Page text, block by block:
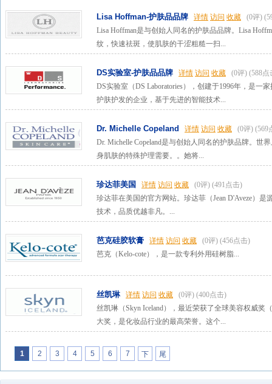
Lisa Hoffman-护肤品品牌 详情 访问 收藏 (0评)
Lisa Hoffman是与创始人同名的护肤品品牌。Lisa
纹，快速祛斑，使肌肤的干涩粗糙一扫...
DS实验室-护肤品品牌 详情 访问 收藏 (0评) (588点
DS实验室（DS Laboratories），创建于1996年，是一
护肤护发的企业，基于先进的智能技术...
Dr. Michelle Copeland 详情 访问 收藏 (0评) (569
Dr. Michelle Copeland是与创始人同名的护肤品牌。世
身肌肤的特殊护理需要。。她将...
珍达菲美国 详情 访问 收藏 (0评) (491点击)
珍达菲在美国的官方网站。珍达菲（Jean D'Aveze）
技术，品质优越非凡。...
芭克硅胶软膏 详情 访问 收藏 (0评) (456点击)
芭克（Kelo-cote），是一款专利外用硅树脂...
丝凯琳 详情 访问 收藏 (0评) (400点击)
丝凯琳（Skyn Iceland），最近荣获了全球美容权威奖
大奖，是化妆品行业的最高荣誉。这个...
1 2 3 4 5 6 7
下
尾